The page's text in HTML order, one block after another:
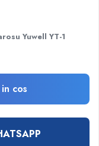
Yuwell YT-1
cos